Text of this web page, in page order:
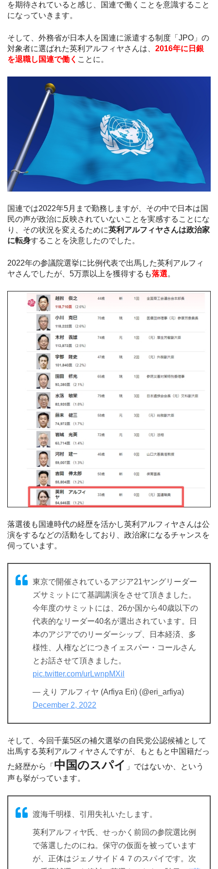
を期待されていると感じ、国連で働くことを意識すること
になっていきます。
そして、外務省が日本人を国連に派遣する制度「JPO」の
対象者に選ばれた英利アルフィヤさんは、 2016年に日銀
を退職し国連で働く ことに。
国連では2022年5月まで勤務しますが、その中で日本は国
民の声が政治に反映されていないことを実感することにな
り、その状況を変えるために英利アルフィヤさんは政治家
に転身することを決意したのでした。
2022年の参議院選挙に比例代表で出馬した英利アルフィ
ヤさんでしたが、5万票以上を獲得するも落選。
落選後も国連時代の経歴を活かし英利アルフィヤさんは公
演をするなどの活動をしており、政治家になるチャンスを
伺っています。
東京で開催されているアジア21ヤングリーダー
ズサミットにて基調講演をさせて頂きました。
今年度のサミットには、26か国から40歳以下の
代表的なリーダー40名が選出されています。日
本のアジアでのリーダーシップ、日本経済、多
様性、人権などにつきイェスパー・コールさん
とお話させて頂きました。
pic.twitter.com/urLwnpMXil
— えり アルフィヤ (Arfiya Eri) (@eri_arfiya)
December 2, 2022
そして、今回千葉5区の補欠選挙の自民党公認候補として
出馬する英利アルフィヤさんですが、もともと中国籍だっ
た経歴から「 中国のスパイ 」ではないか、という
声も挙がっています。
渡海千明様、引用失礼いたします。
英利アルフィヤ氏、せっかく前回の参院選比例
で落選したのにね。保守の仮面を被っています
が、正体はジェノサイド４７のスパイです。次